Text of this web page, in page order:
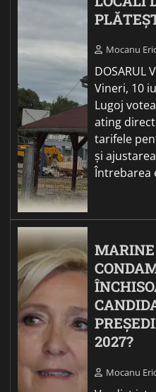
Mocanu
DOSARUL
Vineri, 10
Lugoj
ating
tarifele
și
Întrebarea
2027?
Mocanu